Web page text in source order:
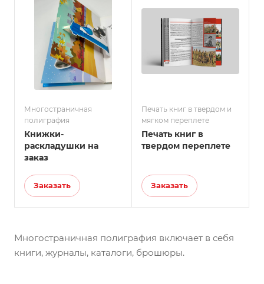
Многостраничная
полиграфия
Книжки-
раскладушки на
заказ
Заказать
Печать книг в твердом и
мягком переплете
Печать книг в
твердом переплете
Заказать
Многостраничная полиграфия включает в себя
книги, журналы, каталоги, брошюры.